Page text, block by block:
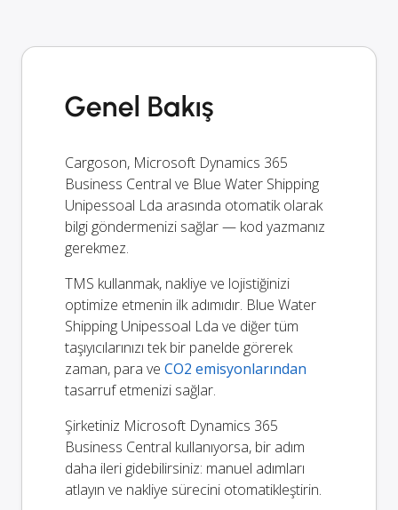
Genel Bakış
Cargoson, Microsoft Dynamics 365
Business Central ve Blue Water Shipping
Unipessoal Lda arasında otomatik olarak
bilgi göndermenizi sağlar — kod yazmanız
gerekmez.
TMS kullanmak, nakliye ve lojistiğinizi
optimize etmenin ilk adımıdır. Blue Water
Shipping Unipessoal Lda ve diğer tüm
taşıyıcılarınızı tek bir panelde görerek
zaman, para ve CO2 emisyonlarından
tasarruf etmenizi sağlar.
Şirketiniz Microsoft Dynamics 365
Business Central kullanıyorsa, bir adım
daha ileri gidebilirsiniz: manuel adımları
atlayın ve nakliye sürecini otomatikleştirin.